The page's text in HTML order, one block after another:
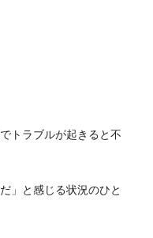
トラブルが起きると不
」と感じる状況のひと